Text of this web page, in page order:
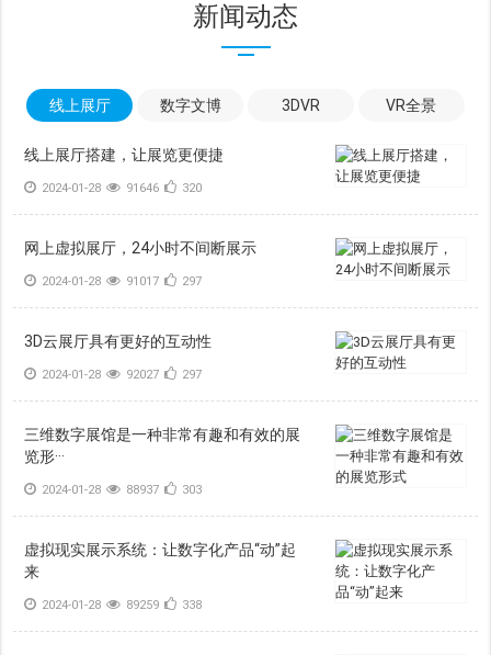
新闻动态
线上展厅 数字文博 3DVR VR全景
线上展厅搭建，让展览更便捷
2024-01-28 91646 320
网上虚拟展厅，24小时不间断展示
2024-01-28 91017 297
3D云展厅具有更好的互动性
2024-01-28 92027 297
三维数字展馆是一种非常有趣和有效的展
览形···
2024-01-28 88937 303
虚拟现实展示系统：让数字化产品“动”起
来
2024-01-28 89259 338